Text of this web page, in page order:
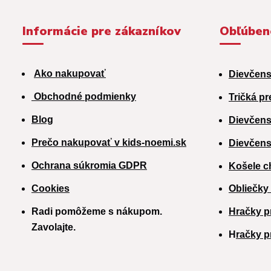
Informácie pre zákazníkov
Ako nakupovať
Obchodné podmienky
Blog
Prečo nakupovať v kids-noemi.sk
Ochrana súkromia GDPR
Cookies
Radi pomôžeme s nákupom.
Zavolajte.
Tričká
Košele
Hračky
H račky